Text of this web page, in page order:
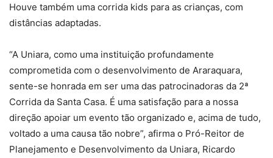
Houve também uma corrida kids para as crianças, com
distâncias adaptadas.
“A Uniara, como uma instituição profundamente
comprometida com o desenvolvimento de Araraquara,
sente-se honrada em ser uma das patrocinadoras da 2ª
Corrida da Santa Casa. É uma satisfação para a nossa
direção apoiar um evento tão organizado e, acima de tudo,
voltado a uma causa tão nobre”, afirma o Pró-Reitor de
Planejamento e Desenvolvimento da Uniara, Ricardo